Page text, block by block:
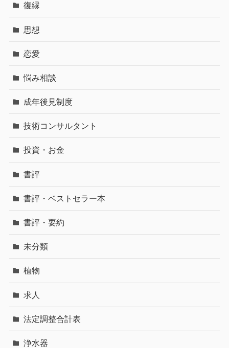
復縁
思想
恋愛
悩み相談
成年後見制度
技術コンサルタント
投資・お金
書評
書評・ベストセラー本
書評・要約
未分類
植物
求人
法定調整合計表
浄水器